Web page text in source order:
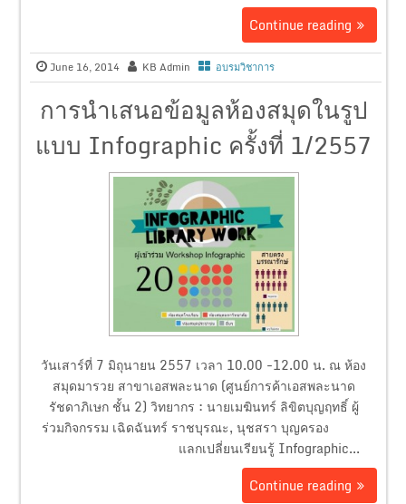
Continue reading
June 16, 2014 KB Admin อบรมวิชาการ
การนำเสนอข้อมูลห้องสมุดในรูป
แบบ Infographic ครั้งที่ 1/2557
วันเสาร์ที่ 7 มิถุนายน 2557 เวลา 10.00 -12.00 น. ณ ห้อง
สมุดมารวย สาขาเอสพละนาด (ศูนย์การค้าเอสพละนาด
รัชดาภิเษก ชั้น 2) วิทยากร : นายเมฆินทร์ ลิขิตบุญฤทธิ์ ผู้
ร่วมกิจกรรม เฉิดฉันทร์ ราชบุรณะ, นุชสรา บุญครอง
แลกเปลี่ยนเรียนรู้ Infographic...
Continue reading